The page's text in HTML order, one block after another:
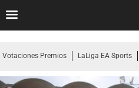
Votaciones Premios LaLiga EA Sports